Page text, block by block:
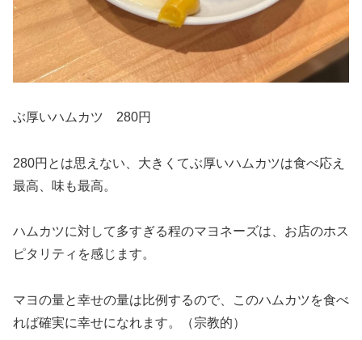
ぶ厚いハムカツ 280円
280円とは思えない、大きくてぶ厚いハムカツは食べ応え
最高、味も最高。
ハムカツに対して多すぎる程のマヨネーズは、お店のホス
ピタリティを感じます。
マヨの量と幸せの量は比例するので、このハムカツを食べ
れば確実に幸せになれます。（宗教的）